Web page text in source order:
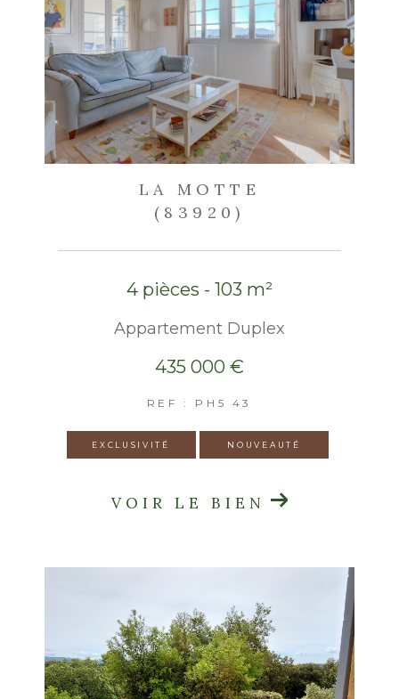
LA MOTTE
(83920)
4 pièces - 103 m²
Appartement Duplex
435 000 €
REF : PH5 43
EXCLUSIVITÉ NOUVEAUTÉ
VOIR LE BIEN